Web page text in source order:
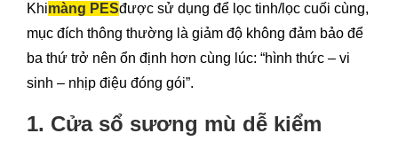
Khimàng PESđược sử dụng để lọc tinh/lọc cuối cùng,
mục đích thông thường là giảm độ không đảm bảo để
ba thứ trở nên ổn định hơn cùng lúc: “hình thức – vi
sinh – nhịp điệu đóng gói”.
1. Cửa sổ sương mù dễ kiểm